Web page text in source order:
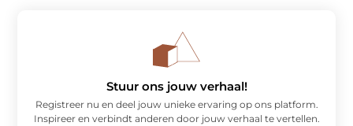
Stuur ons jouw verhaal!
Registreer nu en deel jouw unieke ervaring op ons platform.
Inspireer en verbindt anderen door jouw verhaal te vertellen.